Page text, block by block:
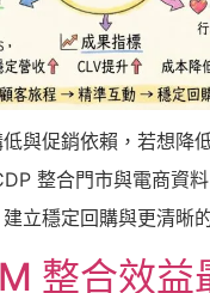
與促銷依賴，若想降
整合門市與電商資
立穩定回購與更清晰
整合效益